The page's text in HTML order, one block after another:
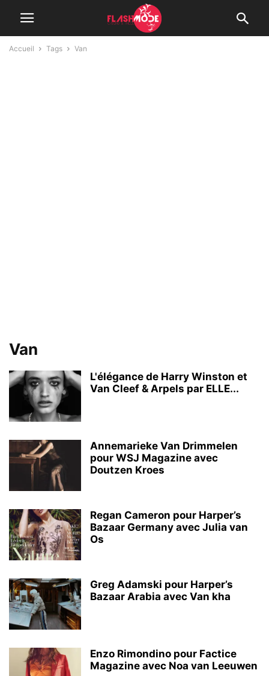
Accueil Tags Van
Van
L'élégance de Harry Winston et
Van Cleef & Arpels par ELLE...
Annemarieke Van Drimmelen
pour WSJ Magazine avec
Doutzen Kroes
Regan Cameron pour Harper’s
Bazaar Germany avec Julia van
Os
Greg Adamski pour Harper’s
Bazaar Arabia avec Van kha
Enzo Rimondino pour Factice
Magazine avec Noa van Leeuwen